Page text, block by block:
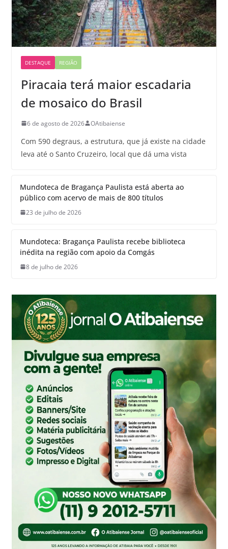
DESTAQUE REGIÃO
Piracaia terá maior escadaria
de mosaico do Brasil
6 de agosto de 2026 OAtibaiense
Com 590 degraus, a estrutura, que já existe na cidade
leva até o Santo Cruzeiro, local que dá uma vista
Mundoteca de Bragança Paulista está aberta ao
público com acervo de mais de 800 títulos
23 de julho de 2026
Mundoteca: Bragança Paulista recebe biblioteca
inédita na região com apoio da Comgás
8 de julho de 2026